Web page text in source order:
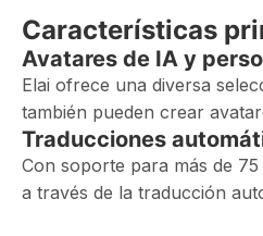
Características
Avatares de IA y
Elai ofrece una diversa
también pueden crear
Traducciones
Con soporte para más de
a través de la traducción